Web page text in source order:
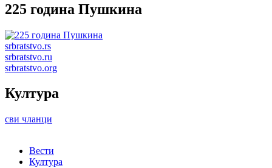
225 година Пушкина
srbratstvo.rs
srbratstvo.ru
srbratstvo.org
Култура
сви чланци
Вести
Култура